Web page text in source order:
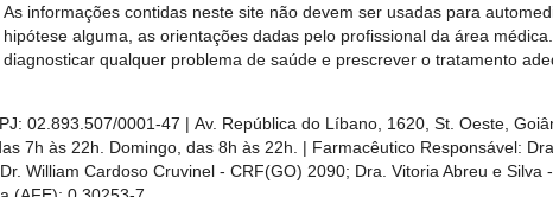
As informações contidas neste site não devem ser usadas para
hipótese alguma, as orientações dadas pelo profissional da área
diagnosticar qualquer problema de saúde e prescrever o tratamento
02.893.507/0001-47 | Av. República do Líbano, 1620, St. Oeste,
7h às 22h. Domingo, das 8h às 22h. | Farmacêutico Responsável:
William Cardoso Cruvinel - CRF(GO) 2090; Dra. Vitoria Abreu e Silva